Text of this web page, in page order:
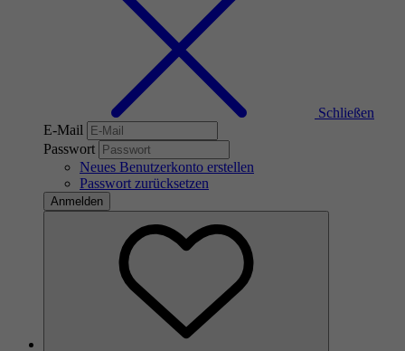
Schließen
E-Mail
Passwort
Neues Benutzerkonto erstellen
Passwort zurücksetzen
Anmelden